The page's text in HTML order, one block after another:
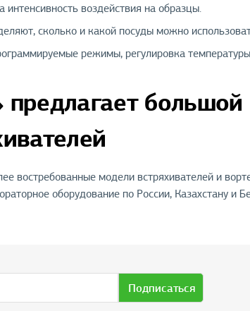
интенсивность воздействия на образцы.
сколько и какой посуды можно
режимы, регулировка
востребованные модели встряхивателей и
оборудование по России, Казахстану и
Подписаться